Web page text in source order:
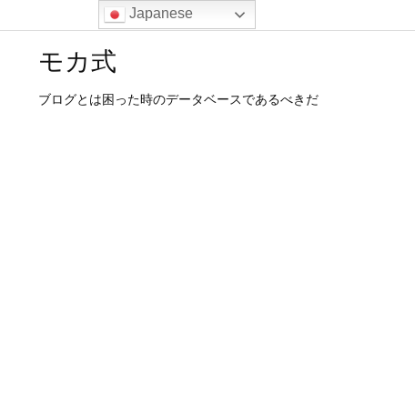
モカ式
ブログとは困った時のデータベースであるべきだ
Japanese